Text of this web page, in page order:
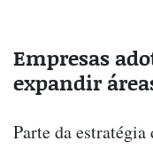
Empresas
expandir
Parte da